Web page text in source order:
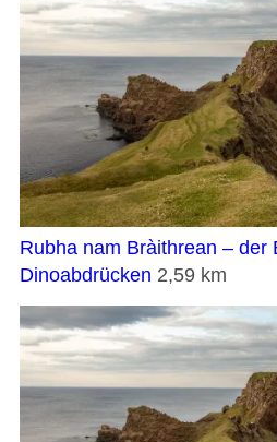
Rubha nam Bràithrean – der
Dinoabdrücken 2,59 km